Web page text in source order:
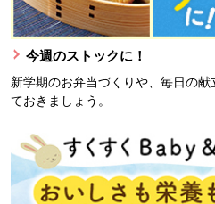
今週のストックに！
新学期のお弁当づくりや、毎日の
ておきましょう。